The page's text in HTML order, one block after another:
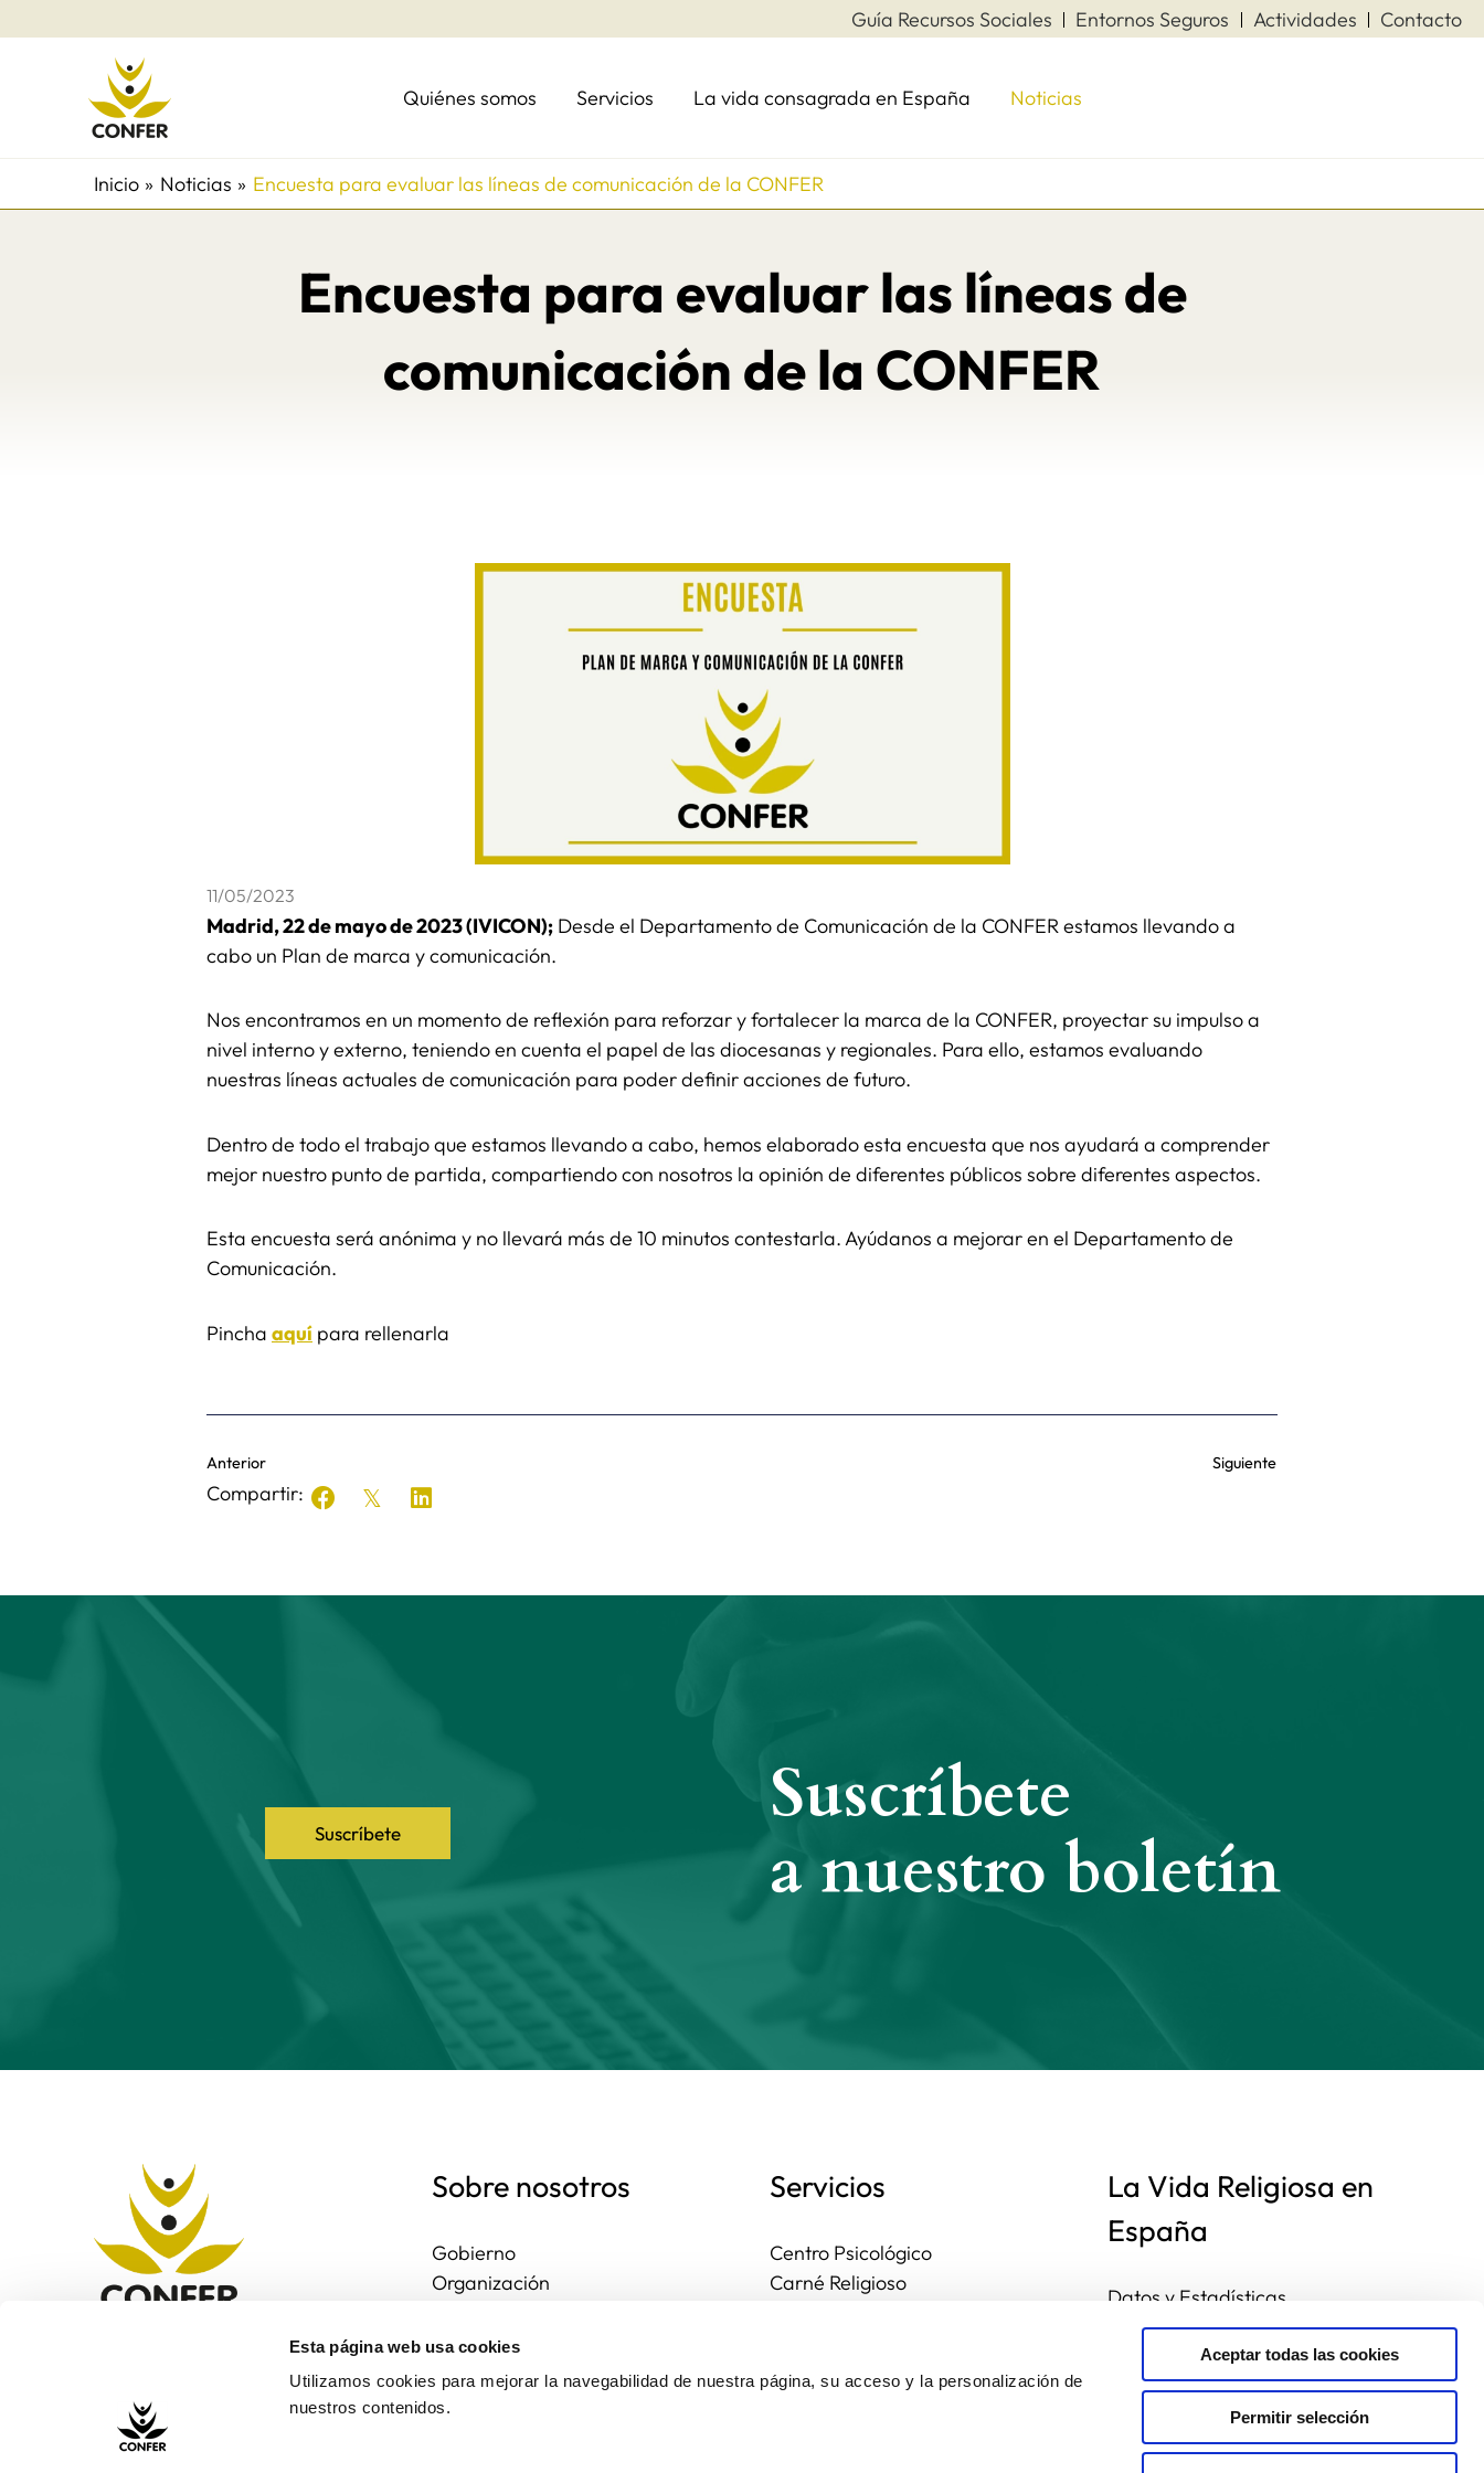
Esta página web usa cookies
Utilizamos cookies para mejorar la navegabilidad de nuestra página, su acceso y la personalización de
nuestros contenidos.
Aceptar todas las cookies
Permitir selección
al
Guía Recursos Sociales Entornos Seguros Actividades Contacto
Quiénes somos Servicios La vida consagrada en España Noticias
Inicio Noticias Encuesta para evaluar las líneas de comunicación de la CONFER
Encuesta para evaluar las líneas de
comunicación de la CONFER
11/05/2023
Madrid, 22 de mayo de 2023 (IVICON); Desde el Departamento de Comunicación de la CONFER estamos llevando a
cabo un Plan de marca y comunicación.
Nos encontramos en un momento de reflexión para reforzar y fortalecer la marca de la CONFER, proyectar su impulso a
nivel interno y externo, teniendo en cuenta el papel de las diocesanas y regionales. Para ello, estamos evaluando
nuestras líneas actuales de comunicación para poder definir acciones de futuro.
Dentro de todo el trabajo que estamos llevando a cabo, hemos elaborado esta encuesta que nos ayudará a comprender
mejor nuestro punto de partida, compartiendo con nosotros la opinión de diferentes públicos sobre diferentes aspectos.
Esta encuesta será anónima y no llevará más de 10 minutos contestarla. Ayúdanos a mejorar en el Departamento de
Comunicación.
Pincha aquí para rellenarla
Anterior Siguiente
Compartir:
Suscríbete
Suscríbete
a nuestro boletín
Sobre nosotros
Gobierno
Organización
Entornos seguros
Contacto
Servicios
Centro Psicológico
Carné Religioso
Actividades
La Vida Religiosa en
España
Datos y Estadísticas
Preguntas frecuentes
Mapa de congregaciones